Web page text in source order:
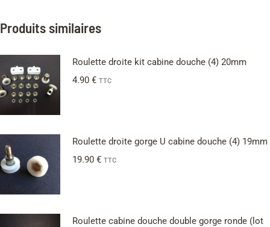
Produits similaires
Roulette droite kit cabine douche (4) 20mm
4.90 € TTC
Roulette droite gorge U cabine douche (4) 19mm
19.90 € TTC
Roulette cabine douche double gorge ronde (lot